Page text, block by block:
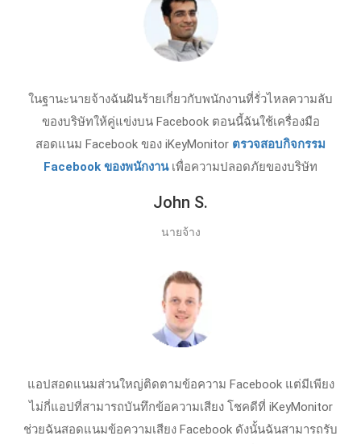
ในฐานะนายจ้างฉันฝันร้ายเกี่ยวกับพนักงานที่รั่วไหลความลับ
ของบริษัทให้คู่แข่งบน Facebook ตอนนี้ฉันใช้เครื่องมือ
สอดแนม Facebook ของ iKeyMonitor ตรวจสอบกิจกรรม
Facebook ของพนักงานเพื่อความปลอดภัยของบริษัท
John S.
นายจ้าง
แอปสอดแนมส่วนใหญ่ติดตามข้อความ Facebook แต่มีเพียง
ไม่กี่แอปที่สามารถบันทึกข้อความเสียง โชคดีที่ iKeyMonitor
ช่วยฉันสอดแนมข้อความเสียง Facebook ดังนั้นฉันสามารถรับ